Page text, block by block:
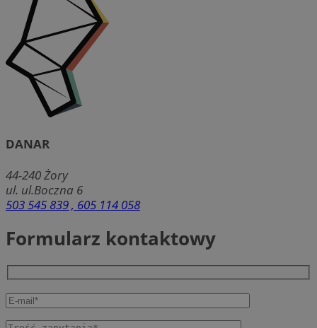
DANAR
44-240Żory
ul. ul.Boczna 6
503 545 839 , 605 114 058
Formularz kontaktowy